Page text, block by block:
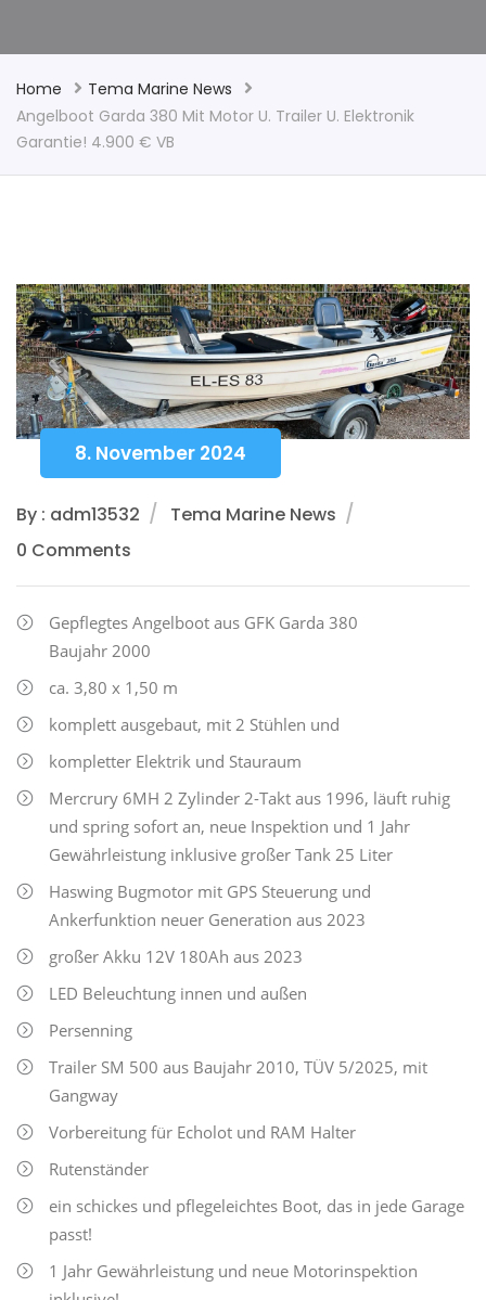
Home
Tema Marine News
Angelboot Garda 380 Mit Motor U. Trailer U. Elektronik
Garantie! 4.900 € VB
8. November 2024
By : adm13532
Tema Marine News
0 Comments
Gepflegtes Angelboot aus GFK Garda 380
Baujahr 2000
ca. 3,80 x 1,50 m
komplett ausgebaut, mit 2 Stühlen und
kompletter Elektrik und Stauraum
Mercrury 6MH 2 Zylinder 2-Takt aus 1996, läuft ruhig
und spring sofort an, neue Inspektion und 1 Jahr
Gewährleistung inklusive großer Tank 25 Liter
Haswing Bugmotor mit GPS Steuerung und
Ankerfunktion neuer Generation aus 2023
großer Akku 12V 180Ah aus 2023
LED Beleuchtung innen und außen
Persenning
Trailer SM 500 aus Baujahr 2010, TÜV 5/2025, mit
Gangway
Vorbereitung für Echolot und RAM Halter
Rutenständer
ein schickes und pflegeleichtes Boot, das in jede Garage
passt!
1 Jahr Gewährleistung und neue Motorinspektion